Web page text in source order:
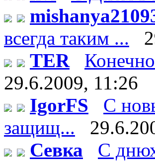
всегда таким ...
TER
29.6.2009, 11:26
IgorFS
С
защищ...
Севка
С